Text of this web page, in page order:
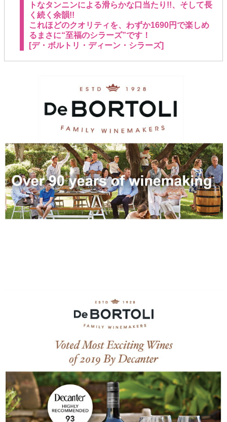
トなタンニンによる滑らかな口当たり!!、そして長
く続く余韻!!
これほどのクオリティを、わずか1690円で楽しめ
るまさに“至福のシラーズ”です！
[デ・ボルトリ・ディーン・シラーズ]